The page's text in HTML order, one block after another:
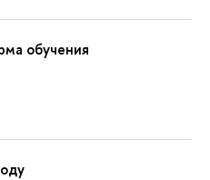
обучения